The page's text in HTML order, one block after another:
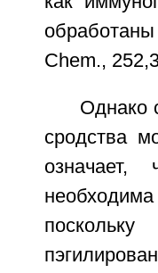
Chem.,
Однако
сродства
означает,